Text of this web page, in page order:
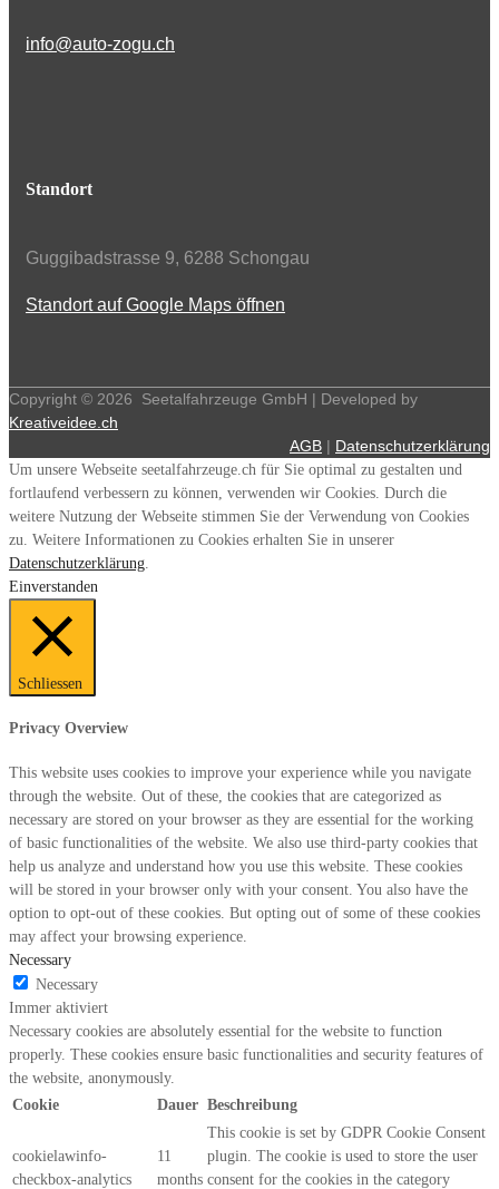
info@auto-zogu.ch
Standort
Guggibadstrasse 9, 6288 Schongau
Standort auf Google Maps öffnen
Copyright © 2026
Seetalfahrzeuge GmbH | Developed by
Kreativeidee.ch
AGB | Datenschutzerklärung
Um unsere Webseite seetalfahrzeuge.ch für Sie optimal zu gestalten und
fortlaufend verbessern zu können, verwenden wir Cookies. Durch die
weitere Nutzung der Webseite stimmen Sie der Verwendung von Cookies
zu. Weitere Informationen zu Cookies erhalten Sie in unserer
Datenschutzerklärung
Einverstanden
Schliessen
Privacy Overview
This website uses cookies to improve your experience while you navigate
through the website. Out of these, the cookies that are categorized as
necessary are stored on your browser as they are essential for the working
of basic functionalities of the website. We also use third-party cookies that
help us analyze and understand how you use this website. These cookies
will be stored in your browser only with your consent. You also have the
option to opt-out of these cookies. But opting out of some of these cookies
may affect your browsing experience.
Necessary
Necessary
Immer aktiviert
Necessary cookies are absolutely essential for the website to function
properly. These cookies ensure basic functionalities and security features of
the website, anonymously.
Cookie
Dauer Beschreibung
cookielawinfo-
checkbox-analytics
11
months
This cookie is set by GDPR Cookie Consent
plugin. The cookie is used to store the user
consent for the cookies in the category